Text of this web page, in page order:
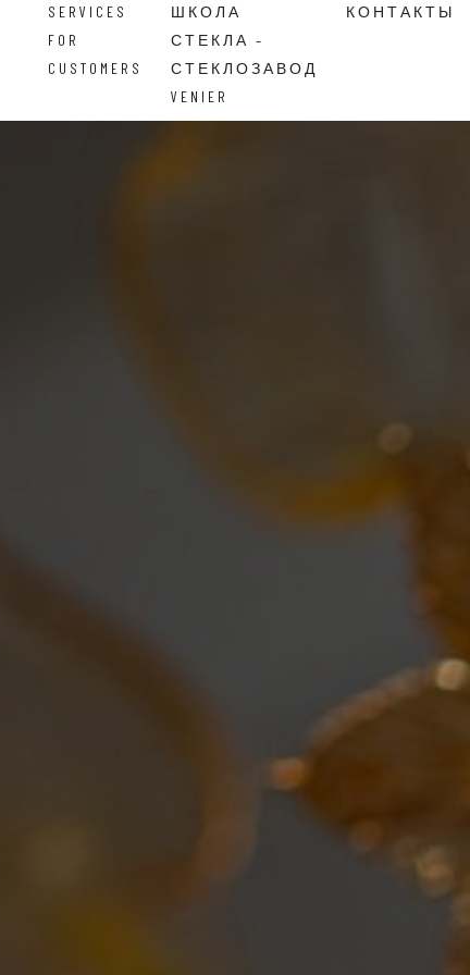
SERVICES
FOR
CUSTOMERS
ШКОЛА
СТЕКЛА –
СТЕКЛОЗАВОД
VENIER
КОНТАКТЫ